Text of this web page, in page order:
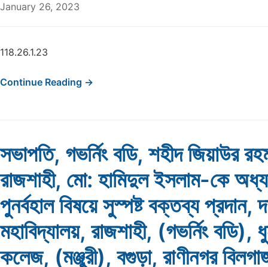
January 26, 2023
118.26.1.23
Continue Reading →
সভাপতি, গভর্নিং বডি, শহীদ জিয়াউর
রাজশাহী, মো: হামিদুল ইসলাম-কে
পুনর্বহাল বিষয়ে সুস্পষ্ট বক্তব্য প্রদান,
মহাবিদ্যালয়, রাজশাহী, (গভর্নিং বডি),
কলেজ, (মঞ্জুরী), বগুড়া, রাণীনগর